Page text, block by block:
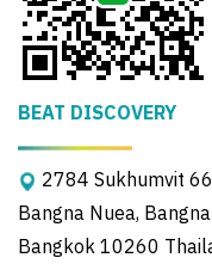
BEAT DISCOVERY
2784 Sukhumvit
Bangna Nuea,
Bangkok 10260